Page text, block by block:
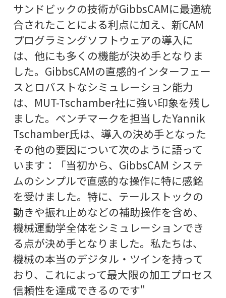
サンドビックの技術がGibbsCAMに最適統
合されたことによる利点に加え、新CAM
プログラミングソフトウェアの導入に
は、他にも多くの機能が決め手となりま
した。GibbsCAMの直感的インターフェー
スとロバストなシミュレーション能力
は、MUT-Tschamber社に強い印象を残し
ました。ベンチマークを担当したYannik
Tschamber氏は、導入の決め手となった
その他の要因について次のように語って
います：「当初から、GibbsCAM システ
ムのシンプルで直感的な操作に特に感銘
を受けました。特に、テールストックの
動きや振れ止めなどの補助操作を含め、
機械運動学全体をシミュレーションでき
る点が決め手となりました。私たちは、
機械の本当のデジタル・ツインを持って
おり、これによって最大限の加工プロセス
信頼性を達成できるのです"